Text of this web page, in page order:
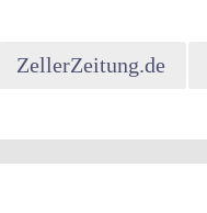
ZellerZeitung.de